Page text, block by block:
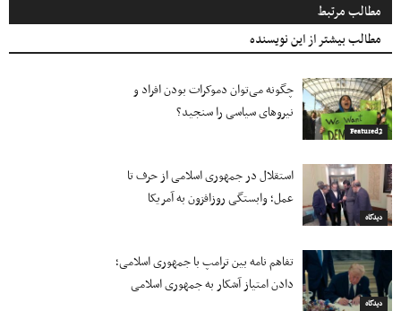
مطالب مرتبط
مطالب بیشتر از این نویسنده
Featured2
چگونه می‌توان دموکرات بودن افراد و
نیروهای سیاسی را سنجید؟
دیدگاه
استقلال در جمهوری اسلامی از حرف تا
عمل؛ وابستگی روزافزون به آمریکا
دیدگاه
تفاهم نامه بین ترامپ با جمهوری اسلامی؛
دادن امتیاز آشکار به جمهوری اسلامی